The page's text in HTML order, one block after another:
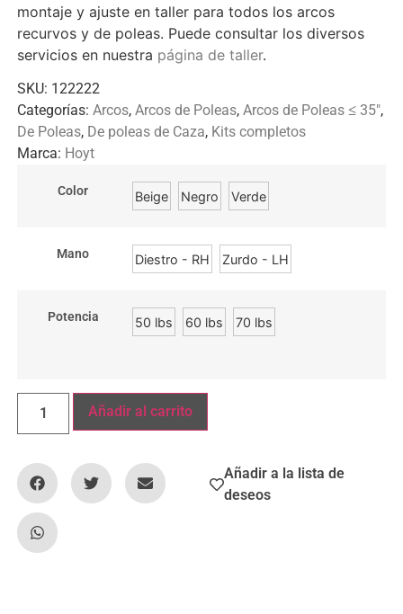
montaje y ajuste en taller para todos los arcos
recurvos y de poleas. Puede consultar los diversos
servicios en nuestra página de taller.
SKU: 122222
Categorías: Arcos, Arcos de Poleas, Arcos de Poleas ≤ 35",
De Poleas, De poleas de Caza, Kits completos
Marca: Hoyt
Color Beige Negro Verde
Mano Diestro - RH Zurdo - LH
Potencia 50 lbs 60 lbs 70 lbs
Añadir al carrito
Añadir a la lista de
deseos